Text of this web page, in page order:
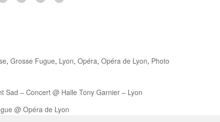
,Grosse Fugue, Lyon,Opéra,Opéra de Lyon, Photo
Sad – Concert @ Halle Tony Garnier – Lyon
@ Opéra de Lyon